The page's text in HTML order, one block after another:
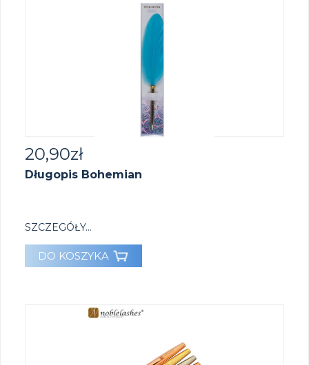
20,90zł
Długopis Bohemian
SZCZEGÓŁY...
DO KOSZYKA